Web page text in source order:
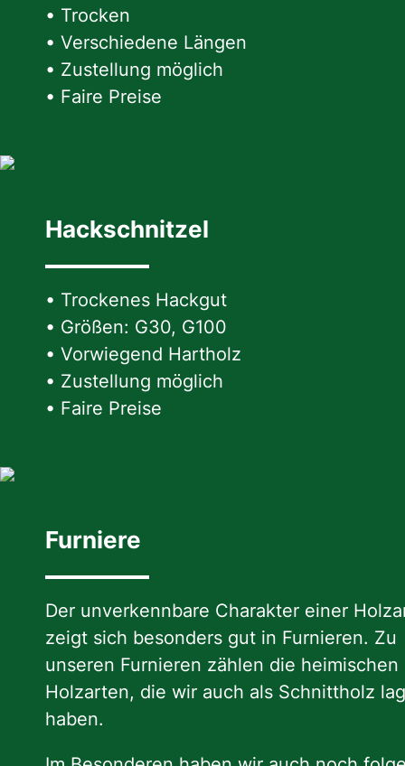
• Trocken
• Verschiedene Längen
• Zustellung möglich
• Faire Preise
Hackschnitzel
• Trockenes Hackgut
• Größen: G30, G100
• Vorwiegend Hartholz
• Zustellung möglich
• Faire Preise
Furniere
Der unverkennbare Charakter einer
zeigt sich besonders gut in Furnieren. Zu
unseren Furnieren zählen die heimischen
Holzarten, die wir auch als Schnittholz
haben.